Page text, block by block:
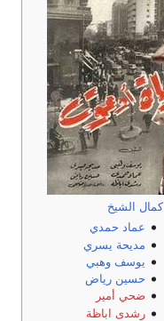
كمال الشيخ
عماد حمدي
مديحة يسري
يوسف وهبي
حسين رياض
ضحي أمير
رشدى اباظة